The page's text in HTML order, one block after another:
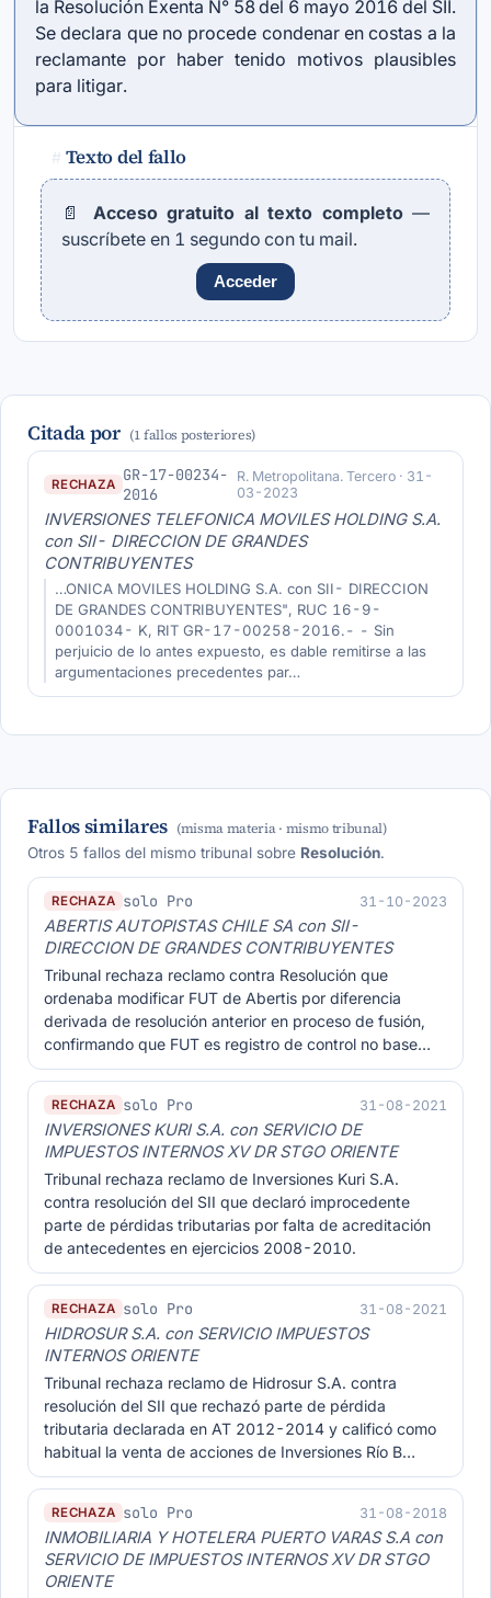
la Resolución Exenta N° 58 del 6 mayo 2016 del SII.
Se declara que no procede condenar en costas a la
reclamante por haber tenido motivos plausibles
para litigar.
# Texto del fallo
📄 Acceso gratuito al texto completo—
suscríbete en 1 segundo con tu mail.
Acceder
Citada por (1 fallos posteriores)
RECHAZA GR-17-00234-
2016
R. Metropolitana. Tercero · 31-
03-2023
INVERSIONES TELEFONICA MOVILES HOLDING S.A.
con SII- DIRECCION DE GRANDES
CONTRIBUYENTES
…ONICA MOVILES HOLDING S.A. con SII- DIRECCION
DE GRANDES CONTRIBUYENTES", RUC 16-9-
0001034- K, RIT GR-17-00258-2016.- - Sin
perjuicio de lo antes expuesto, es dable remitirse a las
argumentaciones precedentes par…
Fallos similares (misma materia · mismo tribunal)
Otros 5 fallos del mismo tribunal sobre Resolución.
RECHAZA solo Pro 31-10-2023
ABERTIS AUTOPISTAS CHILE SA con SII-
DIRECCION DE GRANDES CONTRIBUYENTES
Tribunal rechaza reclamo contra Resolución que
ordenaba modificar FUT de Abertis por diferencia
derivada de resolución anterior en proceso de fusión,
confirmando que FUT es registro de control no base…
RECHAZA solo Pro 31-08-2021
INVERSIONES KURI S.A. con SERVICIO DE
IMPUESTOS INTERNOS XV DR STGO ORIENTE
Tribunal rechaza reclamo de Inversiones Kuri S.A.
contra resolución del SII que declaró improcedente
parte de pérdidas tributarias por falta de acreditación
de antecedentes en ejercicios 2008-2010.
RECHAZA solo Pro 31-08-2021
HIDROSUR S.A. con SERVICIO IMPUESTOS
INTERNOS ORIENTE
Tribunal rechaza reclamo de Hidrosur S.A. contra
resolución del SII que rechazó parte de pérdida
tributaria declarada en AT 2012-2014 y calificó como
habitual la venta de acciones de Inversiones Río B…
RECHAZA solo Pro 31-08-2018
INMOBILIARIA Y HOTELERA PUERTO VARAS S.A con
SERVICIO DE IMPUESTOS INTERNOS XV DR STGO
ORIENTE